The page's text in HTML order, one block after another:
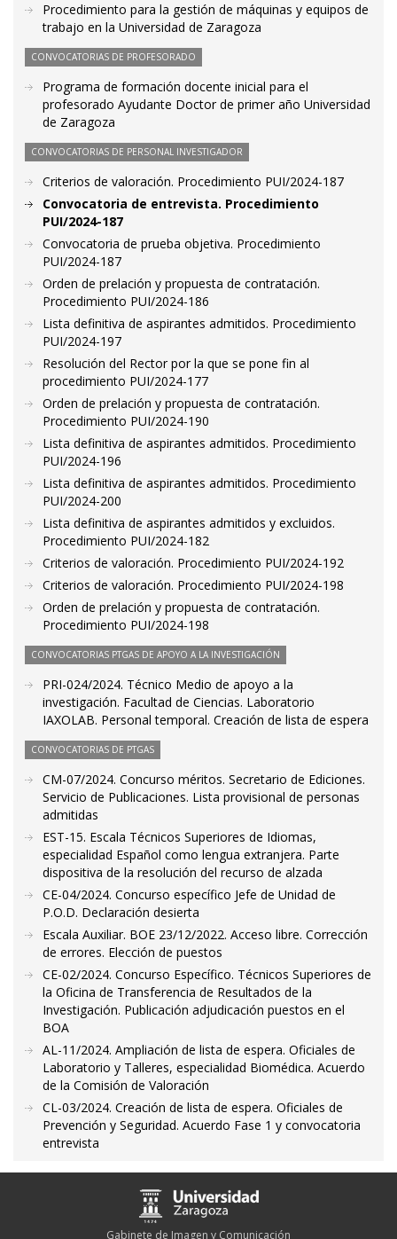
Procedimiento para la gestión de máquinas y equipos de
trabajo en la Universidad de Zaragoza
CONVOCATORIAS DE PROFESORADO
Programa de formación docente inicial para el
profesorado Ayudante Doctor de primer año Universidad
de Zaragoza
CONVOCATORIAS DE PERSONAL INVESTIGADOR
Criterios de valoración. Procedimiento PUI/2024-187
Convocatoria de entrevista. Procedimiento
PUI/2024-187
Convocatoria de prueba objetiva. Procedimiento
PUI/2024-187
Orden de prelación y propuesta de contratación.
Procedimiento PUI/2024-186
Lista definitiva de aspirantes admitidos. Procedimiento
PUI/2024-197
Resolución del Rector por la que se pone fin al
procedimiento PUI/2024-177
Orden de prelación y propuesta de contratación.
Procedimiento PUI/2024-190
Lista definitiva de aspirantes admitidos. Procedimiento
PUI/2024-196
Lista definitiva de aspirantes admitidos. Procedimiento
PUI/2024-200
Lista definitiva de aspirantes admitidos y excluidos.
Procedimiento PUI/2024-182
Criterios de valoración. Procedimiento PUI/2024-192
Criterios de valoración. Procedimiento PUI/2024-198
Orden de prelación y propuesta de contratación.
Procedimiento PUI/2024-198
CONVOCATORIAS PTGAS DE APOYO A LA INVESTIGACIÓN
PRI-024/2024. Técnico Medio de apoyo a la
investigación. Facultad de Ciencias. Laboratorio
IAXOLAB. Personal temporal. Creación de lista de espera
CONVOCATORIAS DE PTGAS
CM-07/2024. Concurso méritos. Secretario de Ediciones.
Servicio de Publicaciones. Lista provisional de personas
admitidas
EST-15. Escala Técnicos Superiores de Idiomas,
especialidad Español como lengua extranjera. Parte
dispositiva de la resolución del recurso de alzada
CE-04/2024. Concurso específico Jefe de Unidad de
P.O.D. Declaración desierta
Escala Auxiliar. BOE 23/12/2022. Acceso libre. Corrección
de errores. Elección de puestos
CE-02/2024. Concurso Específico. Técnicos Superiores de
la Oficina de Transferencia de Resultados de la
Investigación. Publicación adjudicación puestos en el
BOA
AL-11/2024. Ampliación de lista de espera. Oficiales de
Laboratorio y Talleres, especialidad Biomédica. Acuerdo
de la Comisión de Valoración
CL-03/2024. Creación de lista de espera. Oficiales de
Prevención y Seguridad. Acuerdo Fase 1 y convocatoria
entrevista
Gabinete de Imagen y Comunicación